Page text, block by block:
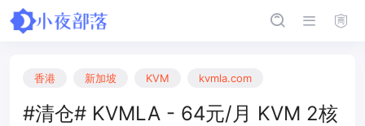
香港 新加坡 KVM kvmla.com
#清仓# KVMLA - 64元/月 KVM 2核